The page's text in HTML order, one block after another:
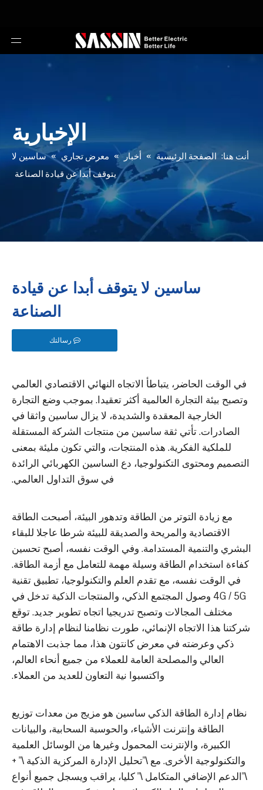
الإخبارية
أنت هنا: الصفحة الرئيسية » أخبار » معرض تجاري » ساسين لا
يتوقف أبدا عن قيادة الصناعة
ساسين لا يتوقف أبدا عن قيادة
الصناعة
رسالتك
في الوقت الحاضر، يتباطأ الاتجاه النهائي الاقتصادي العالمي
وتصبح بيئة التجارة العالمية أكثر تعقيدا. بموجب وضع التجارة
الخارجية المعقدة والشديدة، لا يزال ساسين واثقا في
الصادرات. تأتي ثقة ساسين من منتجات الشركة المستقلة
للملكية الفكرية. هذه المنتجات، والتي تكون مليئة بمعنى
التصميم ومحتوى التكنولوجيا، دع الساسين الكهربائي الرائدة
في سوق التداول العالمي.
مع زيادة التوتر من الطاقة وتدهور البيئة، أصبحت الطاقة
الاقتصادية والمريحة والصديقة للبيئة شرطا عاجلا للبقاء
البشري والتنمية المستدامة. وفي الوقت نفسه، أصبح تحسين
كفاءة استخدام الطاقة وسيلة مهمة للتعامل مع أزمة الطاقة.
في الوقت نفسه، مع تقدم العلم والتكنولوجيا، تطبيق تقنية
4G / 5G وصول المجتمع الذكي، والمنتجات الذكية تدخل في
مختلف المجالات وتصبح تدريجيا اتجاه تطوير جديد. توقع
شركتنا هذا الاتجاه الإنمائي، طورت نظامنا لنظام إدارة طاقة
ذكي وعرضته في معرض كانتون هذا، مما جذبت الاهتمام
العالي والمصلحة العامة للعملاء من جميع أنحاء العالم،
واكتسبوا نية التعاون للعديد من العملاء.
نظام إدارة الطاقة الذكي ساسين هو مزيج من معدات توزيع
الطاقة وإنترنت الأشياء، والحوسبة السحابية، والبيانات
الكبيرة، والإنترنت المحمول وغيرها من الوسائل العلمية
والتكنولوجية الأخرى. مع \"تحليل الإدارة المركزية الذكية \" +
\"الدعم الإضافي المتكامل \" كليا، يراقب ويسجل جميع أنواع